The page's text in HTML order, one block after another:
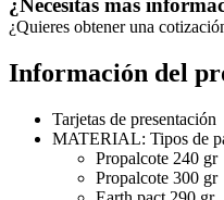
¿Necesitas más
¿Quieres obtener una
Información del
Tarjetas de presentación
MATERIAL: Tipos de
Propalcote 240 gr
Propalcote 300 gr